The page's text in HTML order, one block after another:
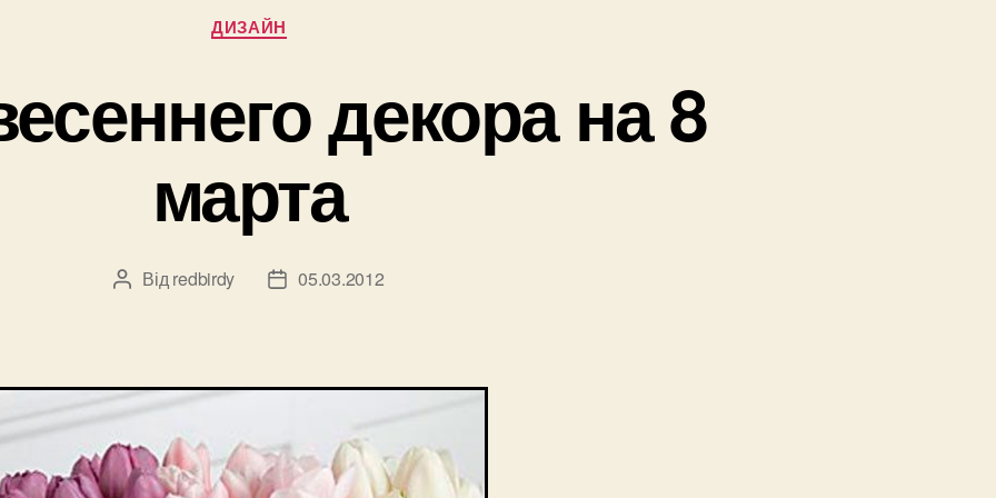
Категорії
ДИЗАЙН
декора на 8
марта
Автор
Відredbirdy
Дата05.03.2012